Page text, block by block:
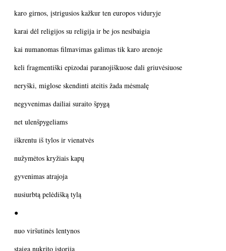
karo girnos, įstrigusios kažkur ten europos viduryje
karai dėl religijos su religija ir be jos nesibaigia
kai numanomas filmavimas galimas tik karo arenoje
keli fragmentiški epizodai paranojiškuose dali griuvėsiuose
neryški, miglose skendinti ateitis žada mėsmalę
negyvenimas dailiai suraito špygą
net ulenšpygeliams
iškrentu iš tylos ir vienatvės
nužymėtos kryžiais kapų
gyvenimas atrajoja
nusiurbtą pelėdišką tylą
●
nuo viršutinės lentynos
staiga nukrito istorija